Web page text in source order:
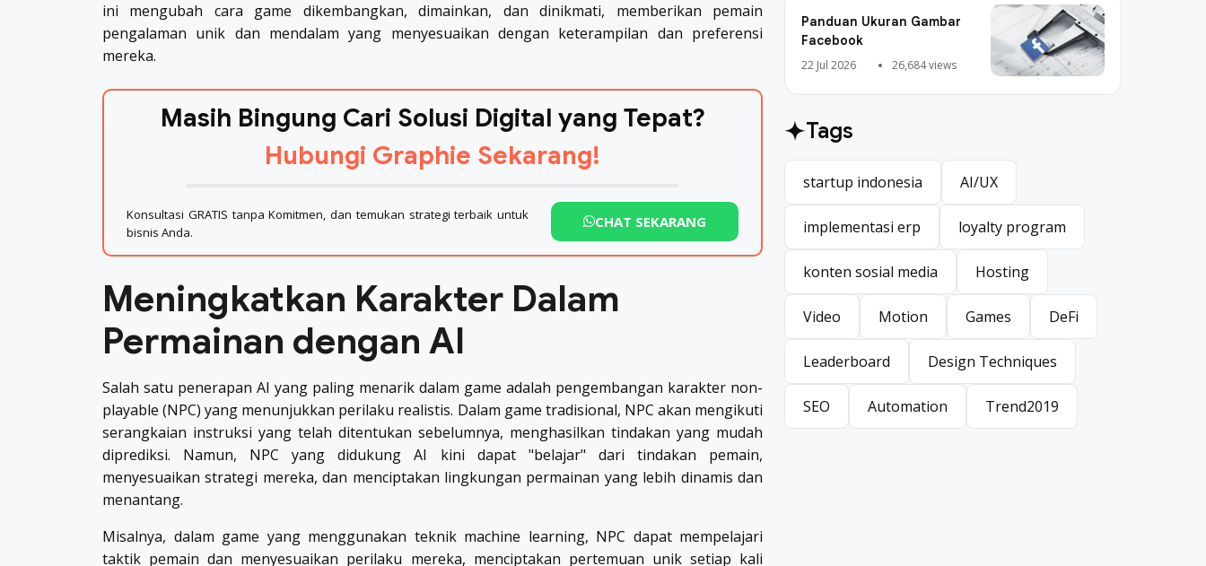
ini mengubah cara game dikembangkan, dimainkan, dan dinikmati, memberikan pemain
pengalaman unik dan mendalam yang menyesuaikan dengan keterampilan dan preferensi
mereka.
Masih Bingung Cari Solusi Digital yang Tepat?
Hubungi Graphie Sekarang!
Konsultasi GRATIS tanpa Komitmen, dan temukan strategi terbaik untuk
bisnis Anda.
CHAT SEKARANG
Meningkatkan Karakter Dalam
Permainan dengan AI
Salah satu penerapan AI yang paling menarik dalam game adalah pengembangan karakter non-
playable (NPC) yang menunjukkan perilaku realistis. Dalam game tradisional, NPC akan mengikuti
serangkaian instruksi yang telah ditentukan sebelumnya, menghasilkan tindakan yang mudah
diprediksi. Namun, NPC yang didukung AI kini dapat "belajar" dari tindakan pemain,
menyesuaikan strategi mereka, dan menciptakan lingkungan permainan yang lebih dinamis dan
menantang.
Misalnya, dalam game yang menggunakan teknik machine learning, NPC dapat mempelajari
taktik pemain dan menyesuaikan perilaku mereka, menciptakan pertemuan unik setiap kali
Panduan Ukuran Gambar
Facebook
22 Jul 2026 26,684 views
Tags
startup indonesia
startup indonesia
AI/UX
AI/UX
implementasi erp
implementasi erp
loyalty program
loyalty program
konten sosial media
konten sosial media
Hosting
Hosting
Video
Video
Motion
Motion
Games
Games
DeFi
DeFi
Leaderboard
Leaderboard
Design Techniques
Design Techniques
SEO
SEO
Automation
Automation
Trend2019
Trend2019